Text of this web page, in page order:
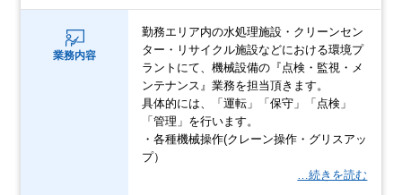
業務内容
勤務エリア内の水処理施設・クリーンセン
ター・リサイクル施設などにおける環境プ
ラントにて、機械設備の『点検・監視・メ
ンテナンス』業務を担当頂きます。
具体的には、「運転」「保守」「点検」
「管理」を行います。
・各種機械操作(クレーン操作・グリスアッ
プ）
…続きを読む